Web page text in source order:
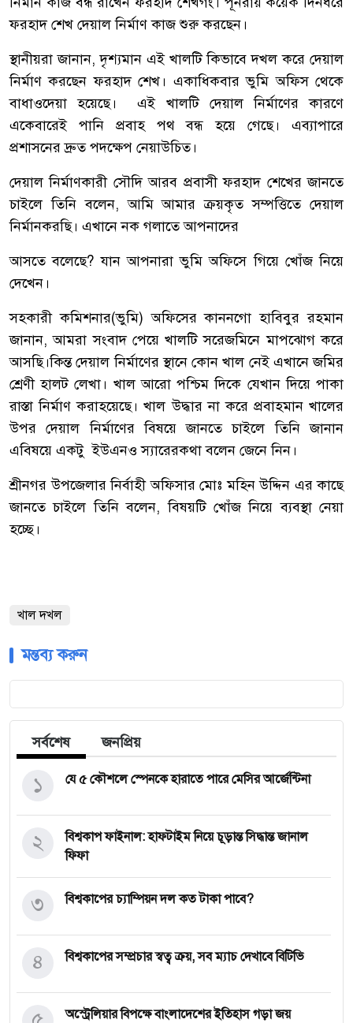
ফরহাদ শেখ দেয়াল নির্মাণ কাজ শুরু করছেন।
স্থানীয়রা জানান,দৃশ্যমান এই খালটি কিভাবে দখল করে দেয়াল
নির্মাণ করছেন ফরহাদ শেখ। একাধিকবার ভুমি অফিস থেকে
বাধাওদেয়া হয়েছে। এই খালটি দেয়াল নির্মাণের কারণে
একেবারেই
পানি প্রবাহ পথ বন্ধ হয়ে গেছে।
এব্যাপারে
প্রশাসনের দ্রুত পদক্ষেপ নেয়াউচিত।
দেয়াল নির্মাণকারী সৌদি আরব প্রবাসী ফরহাদ শেখের জানতে
চাইলে তিনি বলেন,আমি আমার ক্রয়কৃত সম্পত্তিতে দেয়াল
নির্মানকরছি। এখানে নক গলাতে আপনাদের
আসতে বলেছে?যান আপনারা ভুমি অফিসে গিয়ে খোঁজ নিয়ে
দেখেন।
সহকারী কমিশনার(ভুমি)অফিসের কাননগো হাবিবুর রহমান
জানান,আমরা সংবাদ পেয়ে খালটি সরেজমিনে মাপঝোগ করে
আসছি।কিন্ত দেয়াল নির্মাণের স্থানে কোন খাল নেই এখানে জমির
শ্রেণী হালট লেখা। খাল আরো পশ্চিম দিকে যেখান দিয়ে পাকা
রাস্তা নির্মাণ করাহয়েছে। খাল উদ্ধার না করে প্রবাহমান খালের
উপর দেয়াল নির্মাণের বিষয়ে জানতে চাইলে তিনি জানান
এবিষয়ে একটু ইউএনও স্যারেরকথা বলেন জেনে নিন।
শ্রীনগর উপজেলার নির্বাহী অফিসার মোঃ মহিন উদ্দিন এর কাছে
জানতে চাইলে তিনি বলেন,বিষয়টি খোঁজ নিয়ে ব্যবস্থা নেয়া
হচ্ছে।
খাল দখল
মন্তব্য করুন
সর্বশেষ জনপ্রিয়
যে ৫ কৌশলে স্পেনকে হারাতে পারে মেসির আর্জেন্টিনা
১
বিশ্বকাপ ফাইনাল: হাফটাইম নিয়ে চূড়ান্ত সিদ্ধান্ত জানাল
ফিফা
২
বিশ্বকাপের চ্যাম্পিয়ন দল কত টাকা পাবে?
৩
বিশ্বকাপের সম্প্রচার স্বত্ব ক্রয়, সব ম্যাচ দেখাবে বিটিভি
৪
অস্ট্রেলিয়ার বিপক্ষে বাংলাদেশের ইতিহাস গড়া জয়